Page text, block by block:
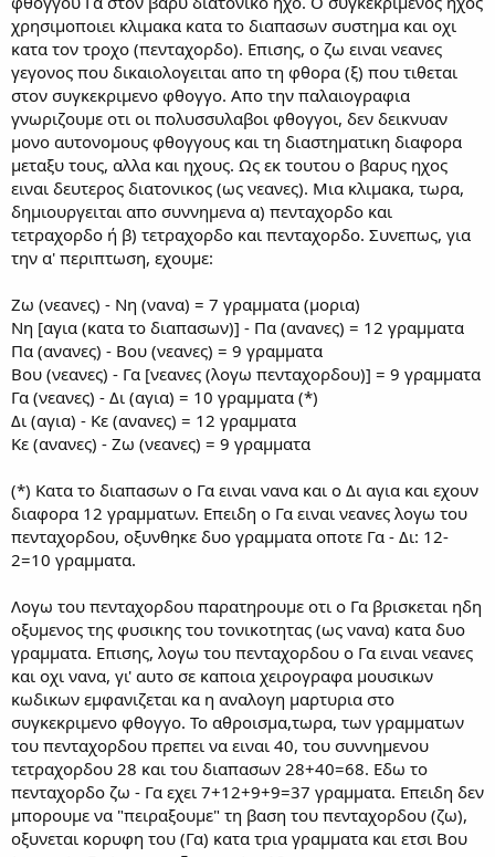
χρησιμοποιει κλιμακα κατα το διαπασων συστημα και οχι
κατα τον τροχο (πενταχορδο). Επισης, ο ζω ειναι νεανες
γεγονος που δικαιολογειται απο τη φθορα (ξ) που τιθεται
στον συγκεκριμενο φθογγο. Απο την παλαιογραφια
γνωριζουμε οτι οι πολυσσυλαβοι φθογγοι, δεν δεικνυαν
μονο αυτονομους φθογγους και τη διαστηματικη διαφορα
μεταξυ τους, αλλα και ηχους. Ως εκ τουτου ο βαρυς ηχος
ειναι δευτερος διατονικος (ως νεανες). Μια κλιμακα, τωρα,
δημιουργειται απο συννημενα α) πενταχορδο και
τετραχορδο ή β) τετραχορδο και πενταχορδο. Συνεπως, για
την α' περιπτωση, εχουμε:
Ζω (νεανες) - Νη (νανα) = 7 γραμματα (μορια)
Νη [αγια (κατα το διαπασων)] - Πα (ανανες) = 12 γραμματα
Πα (ανανες) - Βου (νεανες) = 9 γραμματα
Βου (νεανες) - Γα [νεανες (λογω πενταχορδου)] = 9 γραμματα
Γα (νεανες) - Δι (αγια) = 10 γραμματα (*)
Δι (αγια) - Κε (ανανες) = 12 γραμματα
Κε (ανανες) - Ζω (νεανες) = 9 γραμματα
(*) Κατα το διαπασων ο Γα ειναι νανα και ο Δι αγια και εχουν
διαφορα 12 γραμματων. Επειδη ο Γα ειναι νεανες λογω του
πενταχορδου, οξυνθηκε δυο γραμματα οποτε Γα - Δι: 12-
2=10 γραμματα.
Λογω του πενταχορδου παρατηρουμε οτι ο Γα βρισκεται ηδη
οξυμενος της φυσικης του τονικοτητας (ως νανα) κατα δυο
γραμματα. Επισης, λογω του πενταχορδου ο Γα ειναι νεανες
και οχι νανα, γι' αυτο σε καποια χειρογραφα μουσικων
κωδικων εμφανιζεται κα η αναλογη μαρτυρια στο
συγκεκριμενο φθογγο. Το αθροισμα,τωρα, των γραμματων
του πενταχορδου πρεπει να ειναι 40, του συννημενου
τετραχορδου 28 και του διαπασων 28+40=68. Εδω το
πενταχορδο ζω - Γα εχει 7+12+9+9=37 γραμματα. Επειδη δεν
μπορουμε να "πειραξουμε" τη βαση του πενταχορδου (ζω),
οξυνεται κορυφη του (Γα) κατα τρια γραμματα και ετσι Βου